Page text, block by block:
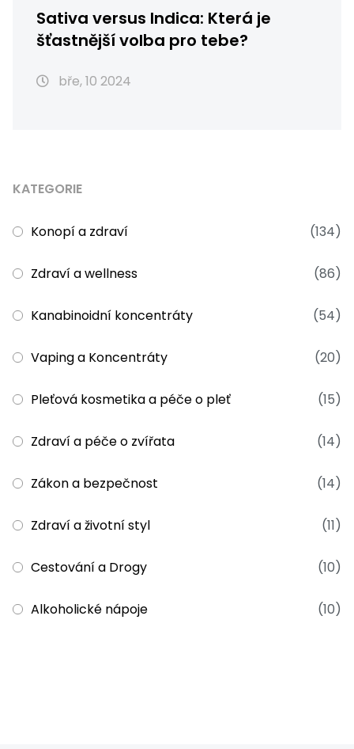
Sativa versus Indica: Která je
šťastnější volba pro tebe?
bře, 10 2024
KATEGORIE
Konopí a zdraví (134)
Zdraví a wellness (86)
Kanabinoidní koncentráty (54)
Vaping a Koncentráty (20)
Pleťová kosmetika a péče o pleť (15)
Zdraví a péče o zvířata (14)
Zákon a bezpečnost (14)
Zdraví a životní styl (11)
Cestování a Drogy (10)
Alkoholické nápoje (10)